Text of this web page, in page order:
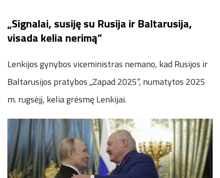
„Signalai, susiję su Rusija ir Baltarusija,
visada kelia nerimą“
Lenkijos gynybos viceministras nemano, kad Rusijos ir
Baltarusijos pratybos „Zapad 2025“, numatytos 2025
m. rugsėjį, kelia grėsmę Lenkijai.